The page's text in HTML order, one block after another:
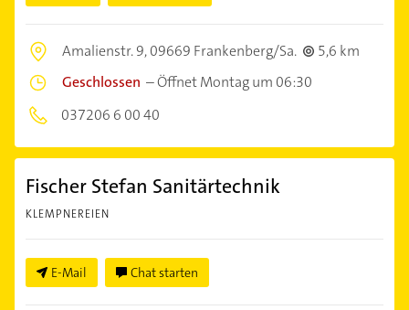
Amalienstr. 9,09669 Frankenberg/Sa.
5,6 km
Geschlossen –Öffnet Montag um 06:30
037206 6 00 40
Fischer Stefan Sanitärtechnik
KLEMPNEREIEN
E-Mail Chat starten